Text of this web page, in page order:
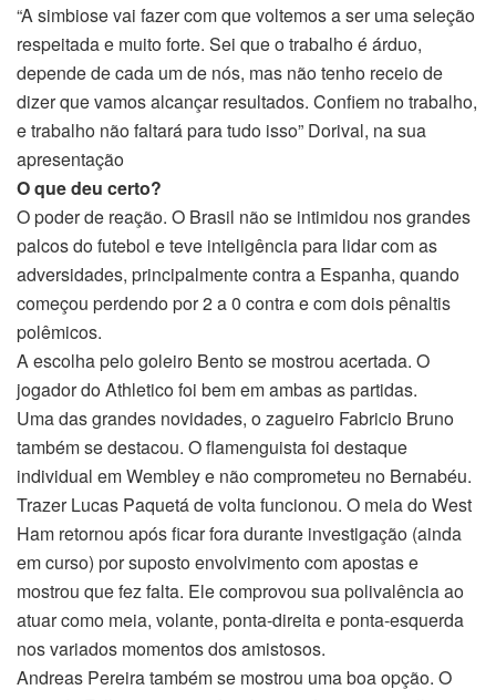
“A simbiose vai fazer com que voltemos a ser uma seleção
respeitada e muito forte. Sei que o trabalho é árduo,
depende de cada um de nós, mas não tenho receio de
dizer que vamos alcançar resultados. Confiem no trabalho,
e trabalho não faltará para tudo isso” Dorival, na sua
apresentação
O que deu certo?
O poder de reação. O Brasil não se intimidou nos grandes
palcos do futebol e teve inteligência para lidar com as
adversidades, principalmente contra a Espanha, quando
começou perdendo por 2 a 0 contra e com dois pênaltis
polêmicos.
A escolha pelo goleiro Bento se mostrou acertada. O
jogador do Athletico foi bem em ambas as partidas.
Uma das grandes novidades, o zagueiro Fabricio Bruno
também se destacou. O flamenguista foi destaque
individual em Wembley e não comprometeu no Bernabéu.
Trazer Lucas Paquetá de volta funcionou. O meia do West
Ham retornou após ficar fora durante investigação (ainda
em curso) por suposto envolvimento com apostas e
mostrou que fez falta. Ele comprovou sua polivalência ao
atuar como meia, volante, ponta-direita e ponta-esquerda
nos variados momentos dos amistosos.
Andreas Pereira também se mostrou uma boa opção. O